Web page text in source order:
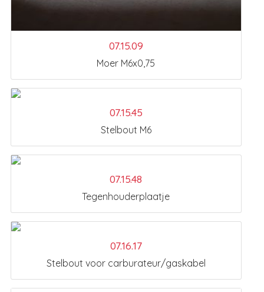
07.15.09
Moer M6x0,75
07.15.45
Stelbout M6
07.15.48
Tegenhouderplaatje
07.16.17
Stelbout voor carburateur/gaskabel